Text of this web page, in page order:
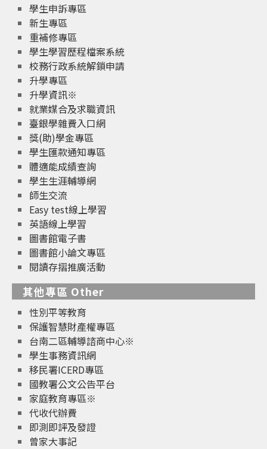
學生申訴專區
新生專區
重補修專區
學生學習歷程檔案系統
校務行政系統解鎖申請
升學專區
升學資訊※
就業媒合及求職資訊
臺銀學雜費入口網
獎(助)學金專區
學生匯款通知專區
體適能成績查詢
學生生涯輔導網
師生交流
Easy test線上學習
英語線上學習
圖書館電子書
圖書館小論文專區
閱讀存摺推廣活動
其他專區 Other
性別平等教育
保護智慧財產權專區
台南二區輔導諮商中心※
學生事務資訊網
移民署ICERD專區
國教署公文公告平台
家庭教育專區※
代收代辦費
即測即評及發證
曾家大事記